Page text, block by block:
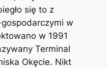
się to z
w
w 1991
Terminal
Okęcie. Nikt